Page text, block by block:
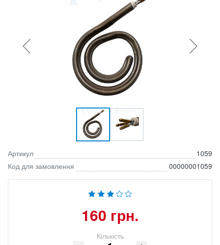
Артикул
1059
Код для замовлення
00000001059
160 грн.
Кількість